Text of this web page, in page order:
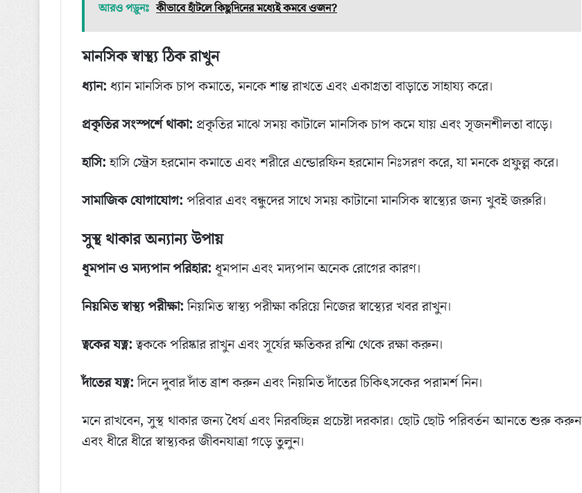
আরও পড়ুনঃ কীভাবে হাঁটলে কিছুদিনের মধ্যেই কমবে ওজন?
মানসিক স্বাস্থ্য ঠিক রাখুন
ধ্যান: ধ্যান মানসিক চাপ কমাতে, মনকে শান্ত রাখতে এবং একাগ্রতা বাড়াতে সাহায্য করে।
প্রকৃতির সংস্পর্শে থাকা: প্রকৃতির মাঝে সময় কাটালে মানসিক চাপ কমে যায় এবং সৃজনশীলতা বাড়ে।
হাসি:হাসি স্ট্রেস হরমোন কমাতে এবং শরীরে এন্ডোরফিন হরমোন নিঃসরণ করে, যা মনকে প্রফুল্ল করে।
সামাজিক যোগাযোগ: পরিবার এবং বন্ধুদের সাথে সময় কাটানো মানসিক স্বাস্থ্যের জন্য খুবই জরুরি।
সুস্থ থাকার অন্যান্য উপায়
ধূমপান ও মদ্যপান পরিহার: ধূমপান এবং মদ্যপান অনেক রোগের কারণ।
নিয়মিত স্বাস্থ্য পরীক্ষা:নিয়মিত স্বাস্থ্য পরীক্ষা করিয়ে নিজের স্বাস্থ্যের খবর রাখুন।
ত্বকের যত্ন:ত্বককে পরিষ্কার রাখুন এবং সূর্যের ক্ষতিকর রশ্মি থেকে রক্ষা করুন।
দাঁতের যত্ন:দিনে দুবার দাঁত ব্রাশ করুন এবং নিয়মিত দাঁতের চিকিৎসকের পরামর্শ নিন।
মনে রাখবেন, সুস্থ থাকার জন্য ধৈর্য এবং নিরবচ্ছিন্ন প্রচেষ্টা দরকার। ছোট ছোট পরিবর্তন আনতে শুরু করুন
এবং ধীরে ধীরে স্বাস্থ্যকর জীবনযাত্রা গড়ে তুলুন।